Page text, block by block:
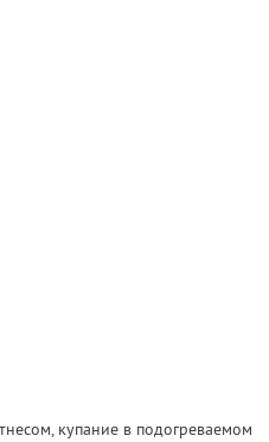
купание в подогреваемом